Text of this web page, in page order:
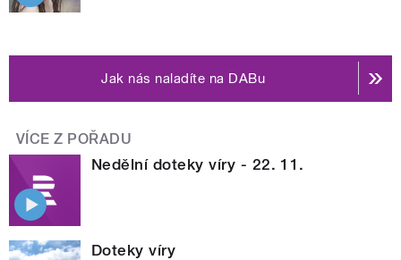
Jak nás naladíte na DABu
VÍCE Z POŘADU
Nedělní doteky víry - 22. 11.
Doteky víry